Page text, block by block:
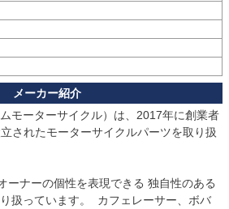
モーターサイクル）は、2017年に創業者
されたモーターサイクルパーツを取り扱
ーナーの個性を表現できる 独自性のある
扱っています。  カフェレーサー、ボバ